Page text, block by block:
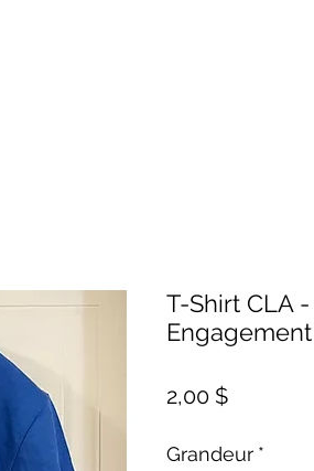
T-Shirt CLA
2,00 $Prix
Grandeur *